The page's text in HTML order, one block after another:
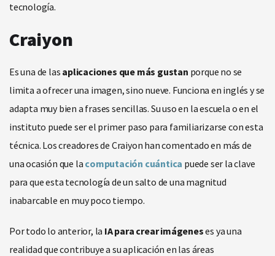
tecnología.
Craiyon
Es una de las aplicaciones que más gustan porque no se
limita a ofrecer una imagen, sino nueve. Funciona en inglés y se
adapta muy bien a frases sencillas. Su uso en la escuela o en el
instituto puede ser el primer paso para familiarizarse con esta
técnica. Los creadores de Craiyon han comentado en más de
una ocasión que la computación cuántica puede ser la clave
para que esta tecnología de un salto de una magnitud
inabarcable en muy poco tiempo.
Por todo lo anterior, la IA para crear imágeneses ya una
realidad que contribuye a su aplicación en las áreas